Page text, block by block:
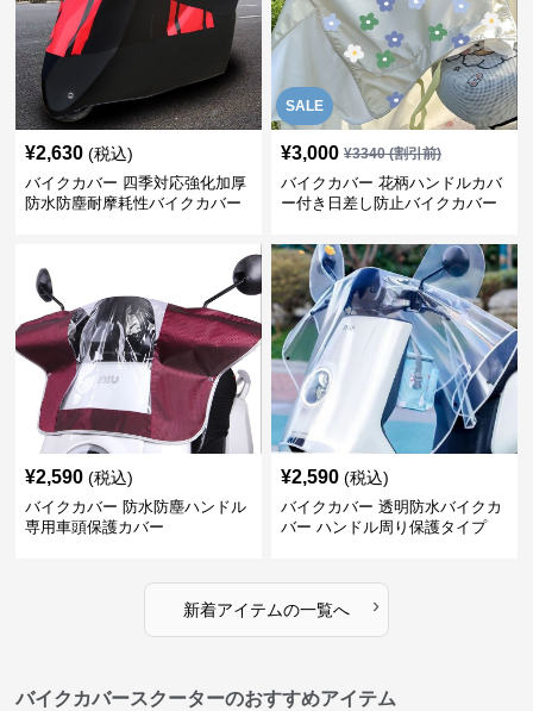
¥2,630 (税込)
バイクカバー 四季対応強化加厚
防水防塵耐摩耗性バイクカバー
SALE
¥3,000 ¥3340(割引前)
バイクカバー 花柄ハンドルカバ
ー付き日差し防止バイクカバー
¥2,590 (税込)
バイクカバー 防水防塵ハンドル
専用車頭保護カバー
¥2,590 (税込)
バイクカバー 透明防水バイクカ
バー ハンドル周り保護タイプ
新着アイテムの一覧へ ›
バイクカバースクーターのおすすめアイテム